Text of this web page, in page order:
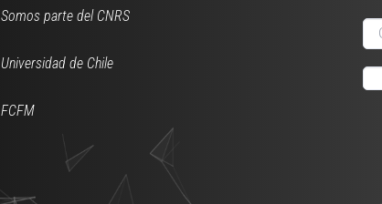
Somos parte del CNRS
Universidad de Chile
FCFM